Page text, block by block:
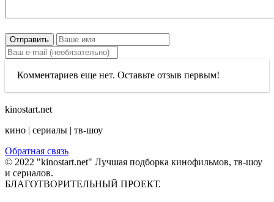
Отправить
Комментариев еще нет. Оставьте отзыв первым!
kinostart.net
кино | сериалы | тв-шоу
Обратная связь
© 2022 "kinostart.net" Лучшая подборка кинофильмов, тв-шоу
и сериалов.
БЛАГОТВОРИТЕЛЬНЫЙ ПРОЕКТ.